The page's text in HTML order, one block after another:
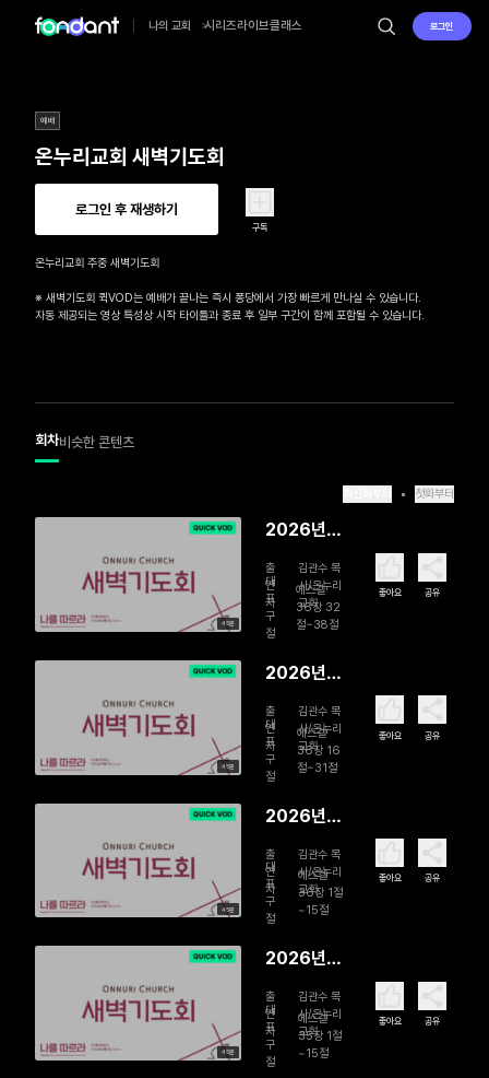
나의 교회 시리즈라이브클래스 로그인
예배
온누리교회 새벽기도회
로그인 후 재생하기
구독
온누리교회 주중 새벽기도회
※ 새벽기도회 퀵VOD는 예배가 끝나는 즉시 퐁당에서 가장 빠르게 만나실 수 있습니다.
자동 제공되는 영상 특성상 시작 타이틀과 종료 후 일부 구간이 함께 포함될 수 있습니다.
회차비슷한 콘텐츠
첫화부터
45분
2026년
일 황무지
를 에덴으
로 바꾸시
다
출
연
자
김관수 목
사/온누리
교회
대
표
구
절
에스겔
36장 32
절~38절
좋아요 공유
45분
2026년
일 새 마음
으로 주시
는 은혜, 새
언약으로
사는 삶
출
연
자
김관수 목
사/온누리
교회
대
표
구
절
에스겔
36장 16
절~31절
좋아요 공유
45분
2026년
일 황폐한
삶에서 생
명을 누리
는 삶으로
출
연
자
김관수 목
사/온누리
교회
대
표
구
절
에스겔
36장 1절
~15절
좋아요 공유
45분
2026년
일 자신의
백성을 끝
까지 지키
출
연
자
김관수 목
사/온누리
교회
대
표
구
절
에스겔
35장 1절
~15절
좋아요 공유